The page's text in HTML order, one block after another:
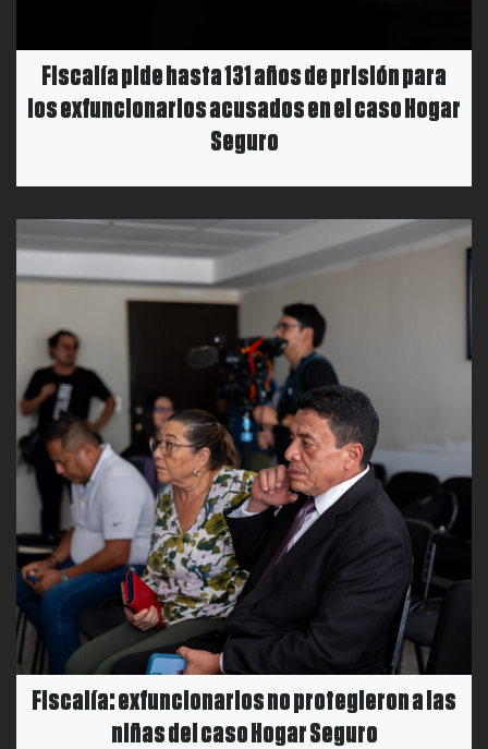
Fiscalía pide hasta 131 años de prisión para
los exfuncionarios acusados en el caso Hogar
Seguro
Fiscalía: exfuncionarios no protegieron a las
niñas del caso Hogar Seguro